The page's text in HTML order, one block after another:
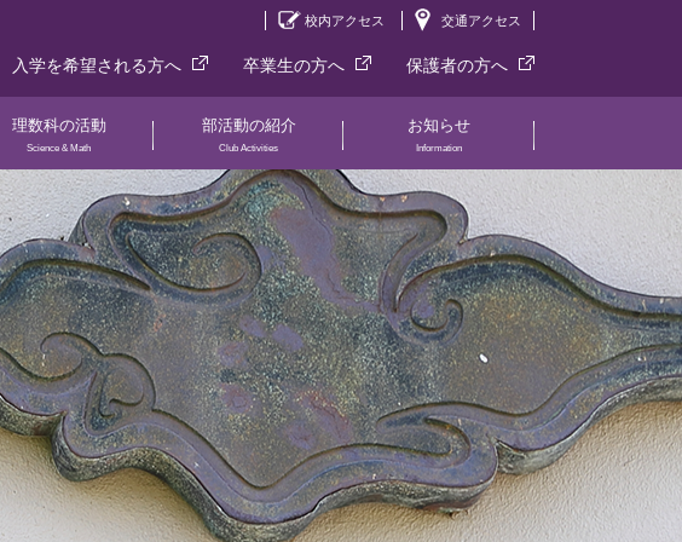
校内アクセス 交通アクセス
入学を希望される方へ 卒業生の方へ 保護者の方へ
理数科の活動
Science & Math
部活動の紹介
Club Activities
お知らせ
Information